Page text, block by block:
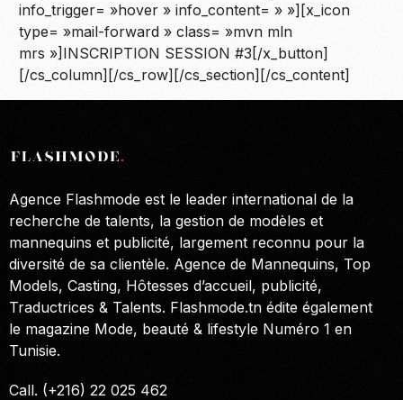
info_trigger= »hover » info_content= » »][x_icon
type= »mail-forward » class= »mvn mln
mrs »]INSCRIPTION SESSION #3[/x_button]
[/cs_column][/cs_row][/cs_section][/cs_content]
Agence Flashmode est le leader international de la
recherche de talents, la gestion de modèles et
mannequins et publicité, largement reconnu pour la
diversité de sa clientèle. Agence de Mannequins, Top
Models, Casting, Hôtesses d’accueil, publicité,
Traductrices & Talents. Flashmode.tn édite également
le magazine Mode, beauté & lifestyle Numéro 1 en
Tunisie.
Call. (+216) 22 025 462